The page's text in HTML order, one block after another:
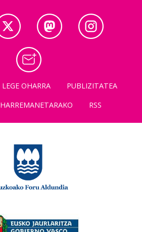
LEGE OHARRA
PUBLIZITATEA
HARREMANETARAKO RSS